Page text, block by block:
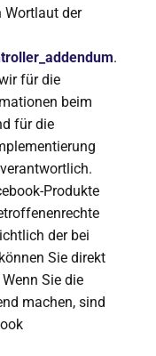
Wortlaut der
.
für die
beim
für die
Produkte
der bei
Sie direkt
Sie die
machen, sind